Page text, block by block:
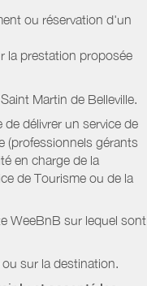
ou réservation d'un
la prestation proposée
Martin de Belleville.
délivrer un service de
(professionnels gérants
en charge de la
de Tourisme ou de la
WeeBnB sur lequel sont
sur la destination.